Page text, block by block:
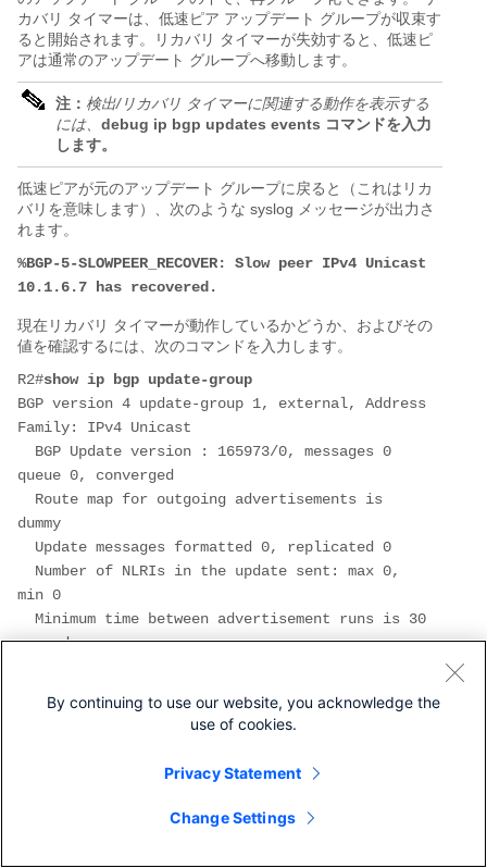
カバリ タイマーは、低速ピア アップデート グループが収束す
ると開始されます。リカバリ タイマーが失効すると、低速ピ
アは通常のアップデート グループへ移動します。
注： 検出/リカバリ タイマーに関連する動作を表示する
には、 debug ip bgp updates events コマンドを入力
します。
低速ピアが元のアップデート グループに戻ると（これはリカ
バリを意味します）、次のような syslog メッセージが出力さ
れます。
%BGP-5-SLOWPEER_RECOVER: Slow peer IPv4 Unicast
10.1.6.7 has recovered.
現在リカバリ タイマーが動作しているかどうか、およびその
値を確認するには、次のコマンドを入力します。
R2#show ip bgp update-group
BGP version 4 update-group 1, external, Address
Family: IPv4 Unicast
BGP Update version : 165973/0, messages 0
queue 0, converged
Route map for outgoing advertisements is
dummy
Update messages formatted 0, replicated 0
Number of NLRIs in the update sent: max 0,
min 0
Minimum time between advertisement runs is 30
seconds
Has 1 member (* indicates the members
16 秒後に元のアップデート グループに戻る可能性があること
By continuing to use our website, you acknowledge the
use of cookies.
Privacy Statement
Change Settings